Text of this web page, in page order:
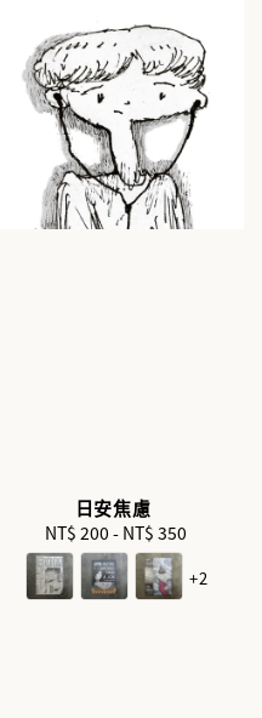
日安焦慮
Regular
price
NT$ 200 - NT$ 350
+2